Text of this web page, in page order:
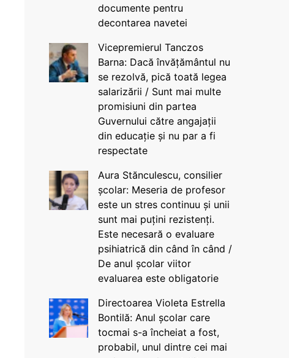
documente pentru
decontarea navetei
Vicepremierul Tanczos
Barna: Dacă învățământul nu
se rezolvă, pică toată legea
salarizării / Sunt mai multe
promisiuni din partea
Guvernului către angajații
din educație și nu par a fi
respectate
Aura Stănculescu, consilier
școlar: Meseria de profesor
este un stres continuu și unii
sunt mai puțini rezistenți.
Este necesară o evaluare
psihiatrică din când în când /
De anul școlar viitor
evaluarea este obligatorie
Directoarea Violeta Estrella
Bontilă: Anul școlar care
tocmai s-a încheiat a fost,
probabil, unul dintre cei mai